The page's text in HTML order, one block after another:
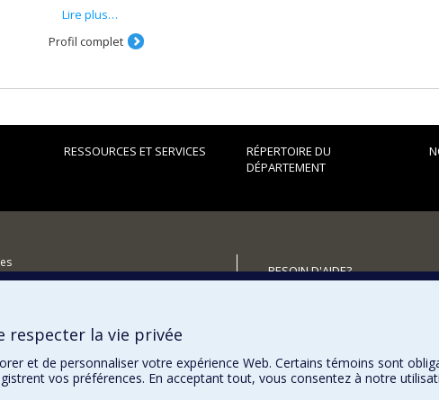
Nos recherches se situent à l'intersection de la phytopathologie, de la
végétale. Elles s'appuient sur des techniques de microbiologie, de
espèces fongiques, bactériennes et végétales.
Lire plus…
Profil complet
RESSOURCES ET SERVICES
RÉPERTOIRE DU
DÉPARTEMENT
BESOIN D'AIDE?
respecter la vie privée
et de personnaliser votre expérience Web. Certains témoins sont
vos préférences. En acceptant tout, vous consentez à notre